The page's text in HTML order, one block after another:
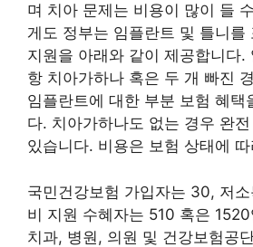
며 치아 문제는 비용이 많이 들
게도 정부는 임플란트 및 틀니를
지원을 아래와 같이 제공합니다.
항 치아가하나 혹은 두 개 빠진
임플란트에 대한 부분 보험 혜택
다. 치아가하나도 없는 경우 완
있습니다. 비용은 보험 상태에
국민건강보험 가입자는 30, 저
비 지원 수혜자는 510 혹은
치과, 병원, 의원 및 건강보험공